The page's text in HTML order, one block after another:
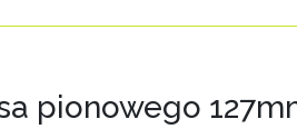
pionowego